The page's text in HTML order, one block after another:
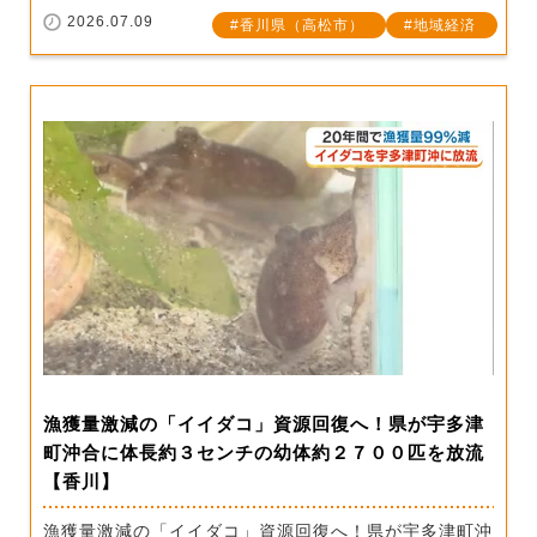
2026.07.09 香川県（高松市） 地域経済
漁獲量激減の「イイダコ」資源回復へ！県が宇多津
町沖合に体長約３センチの幼体約２７００匹を放流
【香川】
漁獲量激減の「イイダコ」資源回復へ！県が宇多津町沖